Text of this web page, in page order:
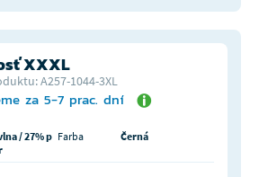
XXXL
A257-1044-3XL
za 5-7 prac. dní
/ 27% p Farba Černá